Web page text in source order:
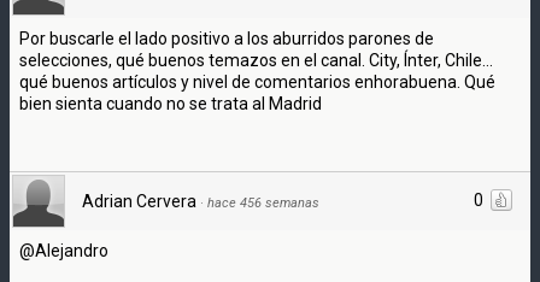
Por buscarle el lado positivo a los aburridos parones de
selecciones, qué buenos temazos en el canal. City, Ínter, Chile...
qué buenos artículos y nivel de comentarios enhorabuena. Qué
bien sienta cuando no se trata al Madrid
0
Adrian Cervera · hace 456 semanas
@Alejandro